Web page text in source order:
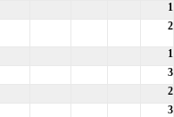
1
2
1
3
2
3